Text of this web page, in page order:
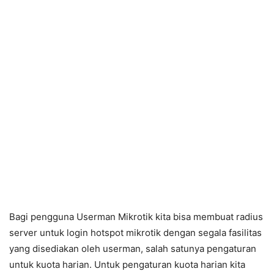
Bagi pengguna Userman Mikrotik kita bisa membuat radius
server untuk login hotspot mikrotik dengan segala fasilitas
yang disediakan oleh userman, salah satunya pengaturan
untuk kuota harian. Untuk pengaturan kuota harian kita